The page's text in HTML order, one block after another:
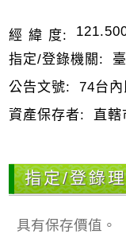
經 緯 度:
指定/登錄機關:
公告文號:
74台
資產保存者:
直轄
指定/登錄
具有保存價值。